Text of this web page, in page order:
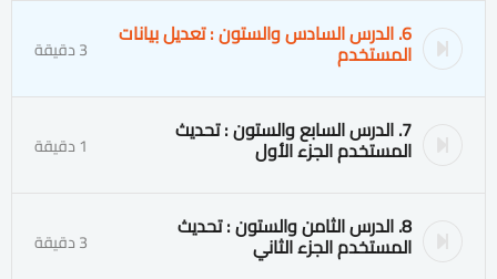
6. الدرس السادس والستون : تعديل بيانات
المستخدم 3 دقيقة
7. الدرس السابع والستون : تحديث
المستخدم الجزء الأول 1 دقيقة
8. الدرس الثامن والستون : تحديث
المستخدم الجزء الثاني 3 دقيقة